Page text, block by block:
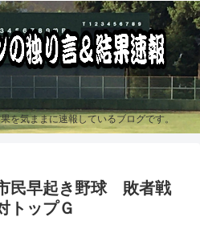
を気ままに速報しているブログです。
民早起き野球 敗者戦
トップＧ